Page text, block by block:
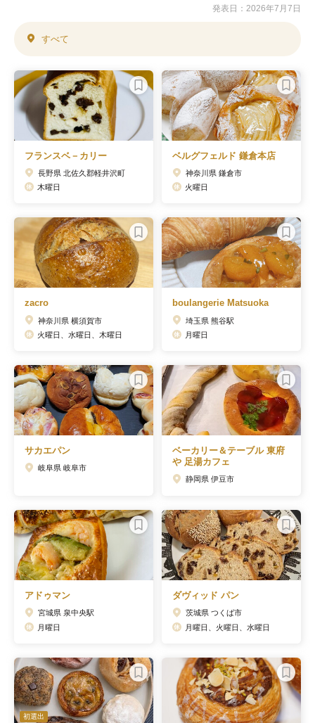
発表日：2026年7月7日
すべて
フランスベ－カリー
長野県 北佐久郡軽井沢町
木曜日
ベルグフェルド 鎌倉本店
神奈川県 鎌倉市
火曜日
zacro
神奈川県 横須賀市
火曜日、水曜日、木曜日
boulangerie Matsuoka
埼玉県 熊谷駅
月曜日
サカエパン
岐阜県 岐阜市
ベーカリー＆テーブル 東府
や 足湯カフェ
静岡県 伊豆市
アドゥマン
宮城県 泉中央駅
月曜日
ダヴィッド パン
茨城県 つくば市
月曜日、火曜日、水曜日
初選出